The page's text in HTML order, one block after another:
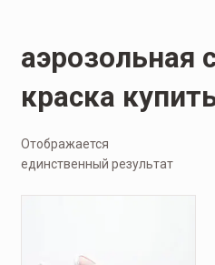
аэрозольная
краска
Отображается
единственный результат